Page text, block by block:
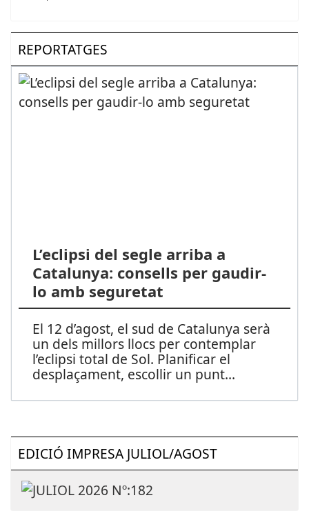
REPORTATGES
L’eclipsi del segle arriba a
Catalunya: consells per gaudir-
lo amb seguretat
El 12 d’agost, el sud de Catalunya serà
un dels millors llocs per contemplar
l’eclipsi total de Sol. Planificar el
desplaçament, escollir un punt...
EDICIÓ IMPRESA JULIOL/AGOST